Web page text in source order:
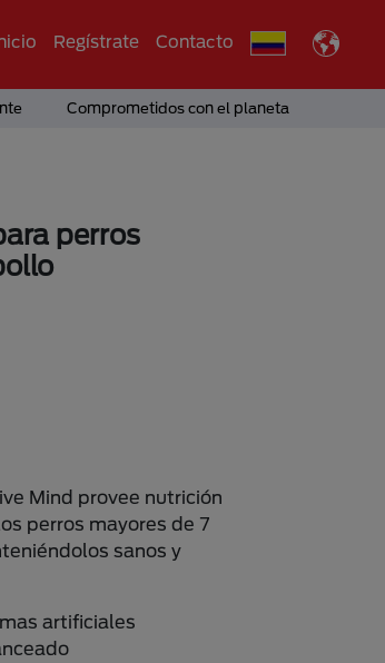
Regístrate Contacto
Comprometidos con el planeta
perros
Mind provee nutrición
perros mayores de 7
sanos y
artificiales